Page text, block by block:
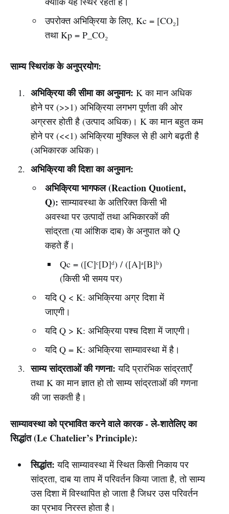
उपरोक्त अभिक्रिया के लिए, Kc = [CO₂]
तथा Kp = P_CO₂
साम्य स्थिरांक के अनुप्रयोग:
अभिक्रिया की सीमा का अनुमान: K का मान अधिक
होने पर (>>1) अभिक्रिया लगभग पूर्णता की ओर
अग्रसर होती है (उत्पाद अधिक)। K का मान बहुत कम
होने पर (<<1) अभिक्रिया मुश्किल से ही आगे बढ़ती है
(अभिकारक अधिक)।
अभिक्रिया की दिशा का अनुमान:
अभिक्रिया भागफल (Reaction Quotient,
Q): साम्यावस्था के अतिरिक्त किसी भी
अवस्था पर उत्पादों तथा अभिकारकों की
सांद्रता (या आंशिक दाब) के अनुपात को Q
कहते हैं।
Qc = ([C]ᶜ[D]ᵈ) / ([A]ᵃ[B]ᵇ)
(किसी भी समय पर)
यदि Q < K: अभिक्रिया अग्र दिशा में
जाएगी।
यदि Q > K: अभिक्रिया पश्च दिशा में जाएगी।
यदि Q = K: अभिक्रिया साम्यावस्था में है।
साम्य सांद्रताओं की गणना: यदि प्रारंभिक सांद्रताएँ
तथा K का मान ज्ञात हो तो साम्य सांद्रताओं की गणना
की जा सकती है।
साम्यावस्था को प्रभावित करने वाले कारक - ले-शातेलिए का
सिद्धांत (Le Chatelier’s Principle):
सिद्धांत: यदि साम्यावस्था में स्थित किसी निकाय पर
सांद्रता, दाब या ताप में परिवर्तन किया जाता है, तो साम्य
उस दिशा में विस्थापित हो जाता है जिधर उस परिवर्तन
का प्रभाव निरस्त होता है।